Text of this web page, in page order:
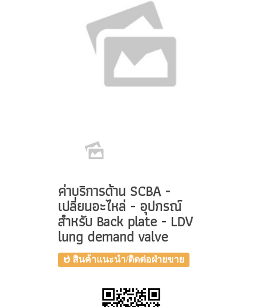
ค่าบริการด้าน SCBA -
เปลี่ยนอะไหล่ - อุปกรณ์
สำหรับ Back plate - LDV
lung demand valve
สินค้าแนะนำ/ติดต่อฝ่ายขาย